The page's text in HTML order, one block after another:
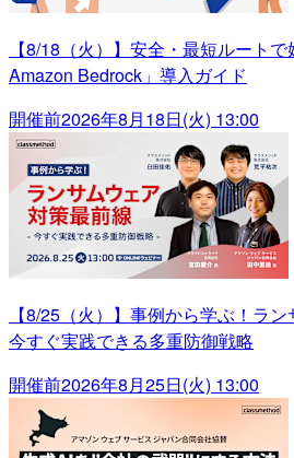
【8/18（火）】安全・最短ルート
Amazon Bedrock」導入ガイド
開催前2026年8月18日(火) 13:00
【8/25（火）】事例から学ぶ！ラ
今すぐ実践できる多重防御戦略
開催前2026年8月25日(火) 13:00